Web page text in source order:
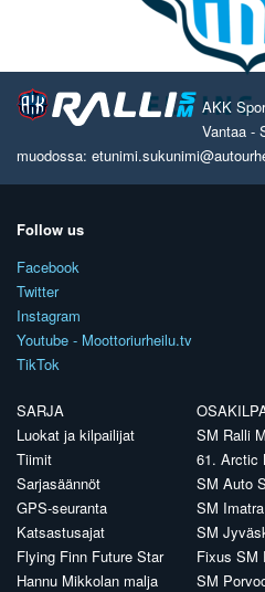
AKK
Vantaa -
muodossa:
Follow us
Facebook
Twitter
Instagram
Youtube - Moottoriurheilu.tv
TikTok
SARJA
Luokat ja kilpailijat
Tiimit
Sarjasäännöt
GPS-seuranta
Katsastusajat
Flying Finn Future Star
Hannu Mikkolan malja
SM Ralli
61. Arctic
SM Auto
SM
SM
Fixus SM
SM